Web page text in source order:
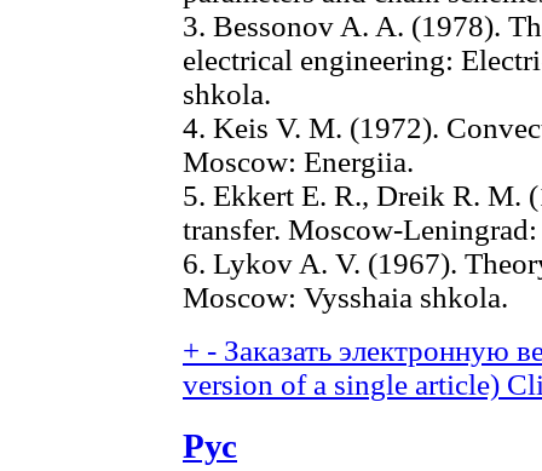
3. Bessonov A. A. (1978).
electrical engineering:
shkola.
4. Keis V. M. (1972).
Moscow: Energiia.
5. Ekkert E. R., Dreik R. M.
transfer. Moscow-
6. Lykov A. V. (1967).
Moscow: Vysshaia shkola.
+ - Заказать электронную
version of a single article)
Рус